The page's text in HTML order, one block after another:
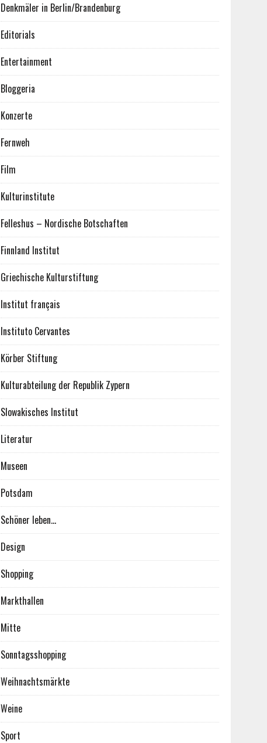
Denkmäler in Berlin/Brandenburg
Editorials
Entertainment
Bloggeria
Konzerte
Fernweh
Film
Kulturinstitute
Felleshus – Nordische Botschaften
Finnland Institut
Griechische Kulturstiftung
Institut français
Instituto Cervantes
Körber Stiftung
Kulturabteilung der Republik Zypern
Slowakisches Institut
Literatur
Museen
Potsdam
Schöner leben…
Design
Shopping
Markthallen
Mitte
Sonntagsshopping
Weihnachtsmärkte
Weine
Sport